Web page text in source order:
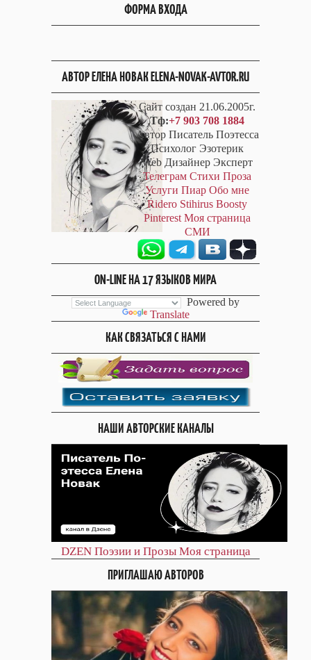
ФОРМА ВХОДА
АВТОР ЕЛЕНА НОВАК ELENA-NOVAK-AVTOR.RU
Сайт создан 21.06.2005г.
Тф:+7 903 708 1884
Автор Писатель Поэтесса
Психолог Эзотерик
Web Дизайнер Эксперт
Телеграм Стихи Проза
Услуги Пиар Обо мне
Ridero Stihirus Boosty
Pinterest Моя страница
СМИ
ON-LINE НА 17 ЯЗЫКОВ МИРА
Powered by
Translate
КАК СВЯЗАТЬСЯ С НАМИ
НАШИ АВТОРСКИЕ КАНАЛЫ
DZEN Поэзии и Прозы Моя страница
ПРИГЛАШАЮ АВТОРОВ